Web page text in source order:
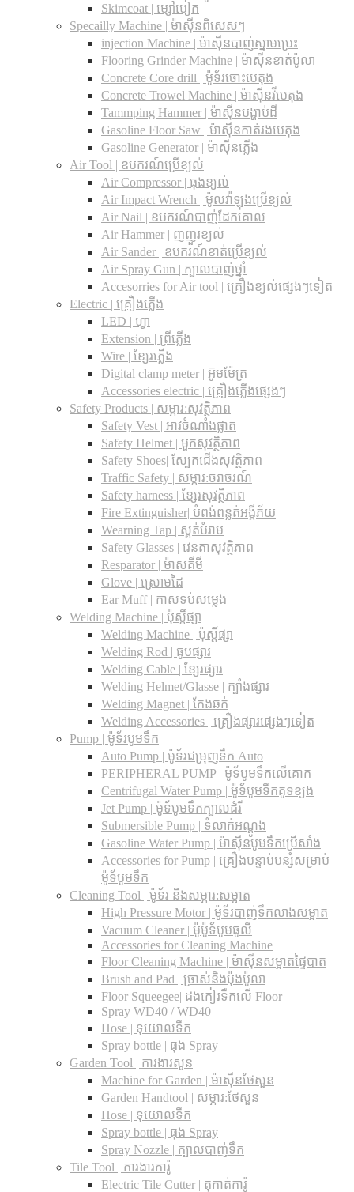
Skimcoat | ម្សៅបៀក
Specailly Machine | ម៉ាស៊ីនពិសេសៗ
injection Machine | ម៉ាស៊ីនបាញ់ស្នាមប្រេះ
Flooring Grinder Machine | ម៉ាស៊ីនខាត់ប៉ូលា
Concrete Core drill | ម៉ូទ័រចោះបេតុង
Concrete Trowel Machine | ម៉ាស៊ីនវីបេតុង
Tammping Hammer | ម៉ាស៊ីនបង្ហាប់ដី
Gasoline Floor Saw | ម៉ាស៊ីនកាត់រងបេតុង
Gasoline Generator | ម៉ាស៊ីនភ្លើង
Air Tool | ឧបករណ៍ប្រើខ្យល់
Air Compressor | ធុងខ្យល់
Air Impact Wrench | ម៉ូលវ៉ាឡុងប្រើខ្យល់
Air Nail | ឧបករណ៍បាញ់ដែកគោល
Air Hammer | ញញួរខ្យល់
Air Sander | ឧបករណ៍ខាត់ប្រើខ្យល់
Air Spray Gun | ក្បាលបាញ់ថ្នាំ
Accesorries for Air tool | គ្រឿងខ្យល់ផ្សេងៗទៀត
Electric | គ្រឿងភ្លើង
LED | ហ្វា
Extension | ព្រីភ្លើង
Wire | ខ្សែរភ្លើង
Digital clamp meter | អ៊ូមម៉ែត្រ
Accessories electric | គ្រឿងភ្លើងផ្សេងៗ
Safety Products | សម្ភារ:សុវត្ថិភាព
Safety Vest | អាវចំណាំងផ្លាត
Safety Helmet | មួកសុវត្ថិភាព
Safety Shoes| ស្បែកជើងសុវត្ថិភាព
Traffic Safety​ | សម្ភារ:ចរាចរណ៍
Safety harness | ខ្សែរសុវត្ថិភាព
Fire Extinguisher| បំពង់ពន្លត់អង្គីភ័យ
Wearning Tap | ស្គត់បំរាម
Safety Glasses | វេនតាសុវត្ថិភាព
Resparator | ម៉ាសគីមី
Glove | ស្រោមដៃ
Ear Muff | កាសទប់សម្លេង
Welding Machine | ប៉ុស្តិ៍ផ្សា
Welding Machine | ប៉ុស្តិ៍ផ្សា
Welding Rod | ធូបផ្សារ
Welding Cable | ខ្សែរផ្សារ
Welding Helmet/Glasse | ក្បាំងផ្សារ
Welding Magnet | កែងឆក់
Welding Accessories | គ្រឿងផ្សារផ្សេងៗទៀត
Pump | ម៉ូទ័របូមទឹក
Auto Pump | ម៉ូទ័រជម្រុញទឹក Auto
PERIPHERAL PUMP | ម៉ូទ័បូមទឹកលើគោក
Centrifugal Water Pump | ម៉ូទ័បូមទឹកគូទខ្យង
Jet Pump | ម៉ូទ័បូមទឹកក្បាលដំរី
Submersible Pump | ទំលាក់អណ្តូង
Gasoline Water Pump | ម៉ាស៊ីនបូមទឹកប្រើសាំង
Accessories for Pump | គ្រឿងបន្ទាប់បន្សំសម្រាប់
ម៉ូទ័បូមទឹក
Cleaning Tool | ម៉ូទ័រ និងសម្ភារ:សម្អាត
High Pressure Motor | ម៉ូទ័របាញ់ទឹកលាងសម្អាត
Vacuum Cleaner | ម៉ូម៉ូទ័បូមធូលី
Accessories for Cleaning Machine
Floor Cleaning Machine | ម៉ាស៊ីនសម្អាតផ្ទៃបាត
Brush and Pad | ច្រាស់និងប៉ុងប៉ូលា
Floor Squeegee| ដងកៀរទឺកលើ Floor
Spray WD40 / WD40
Hose | ទុយោលទឹក
Spray bottle | ធុង Spray
Garden Tool | ការងារសួន
Machine for Garden | ម៉ាស៊ីនថែសួន
Garden Handtool | សម្ភារ:ថែសួន
Hose | ទុយោលទឹក
Spray bottle | ធុង Spray
Spray Nozzle | ក្បាលបាញ់ទឹក
Tile Tool | ការងារការ៉ូ
Electric Tile Cutter | តុកាត់ការ៉ូ